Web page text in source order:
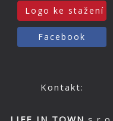
Logo ke stažení
Facebook
Kontakt: